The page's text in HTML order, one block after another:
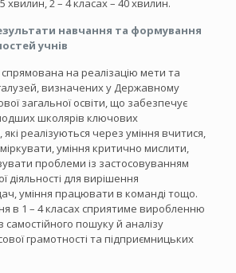
хвилин, 2 – 4 класах – 40 хвилин.
навчання та формування
учнів
на реалізацію мети та
визначених у Державному
загальної освіти, що забезпечує
школярів ключових
реалізуються через уміння вчитися,
міркувати, уміння критично мислити,
проблеми із застосовуванням
діяльності для вирішення
уміння працювати в команді тощо.
в 1 – 4 класах сприятиме виробленню
пошуку й аналізу
грамотності та підприємницьких